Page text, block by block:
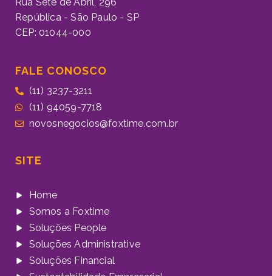
República - São Paulo - SP
CEP: 01044-000
FALE CONOSCO
(11) 3237-3211
(11) 94059-7718
novosnegocios@foxtime.com.br
SITE
Home
Somos a Foxtime
Soluções People
Soluções Administrative
Soluções Financial